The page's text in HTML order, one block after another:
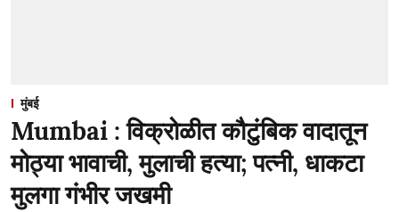
मुंबई
Mumbai : विक्रोळीत कौटुंबिक वादातून
मोठ्या भावाची, मुलाची हत्या; पत्नी, धाकटा
मुलगा गंभीर जखमी